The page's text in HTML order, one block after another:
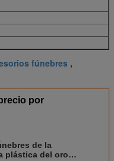
fúnebres ,
por
de la
plástica del oro